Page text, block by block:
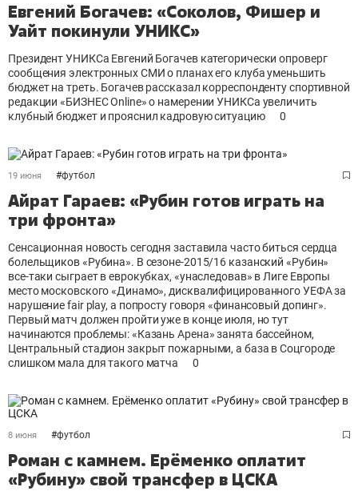
Евгений Богачев: «Соколов, Фишер и
Уайт покинули УНИКС»
Президент УНИКСа Евгений Богачев категорически опроверг
сообщения электронных СМИ о планах его клуба уменьшить
бюджет на треть. Богачев рассказал корреспонденту спортивной
редакции «БИЗНЕС Оnline» о намерении УНИКСа увеличить
клубный бюджет и прояснил кадровую ситуацию
0
19 июня #футбол
Айрат Гараев: «Рубин готов играть на
три фронта»
Сенсационная новость сегодня заставила часто биться сердца
болельщиков «Рубина». В сезоне-2015/16 казанский «Рубин»
все-таки сыграет в еврокубках, «унаследовав» в Лиге Европы
место московского «Динамо», дисквалифицированного УЕФА за
нарушение fair play, а попросту говоря «финансовый допинг».
Первый матч должен пройти уже в конце июля, но тут
начинаются проблемы: «Казань Арена» занята бассейном,
Центральный стадион закрыт пожарными, а база в Соцгороде
слишком мала для такого матча
0
8 июня #футбол
Роман с камнем. Ерёменко оплатит
«Рубину» свой трансфер в ЦСКА